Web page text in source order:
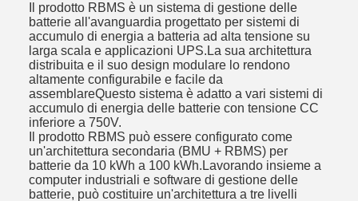
Il prodotto RBMS è un sistema di gestione delle
batterie all'avanguardia progettato per sistemi di
accumulo di energia a batteria ad alta tensione su
larga scala e applicazioni UPS.La sua architettura
distribuita e il suo design modulare lo rendono
altamente configurabile e facile da
assemblareQuesto sistema è adatto a vari sistemi di
accumulo di energia delle batterie con tensione CC
inferiore a 750V.
Il prodotto RBMS può essere configurato come
un'architettura secondaria (BMU + RBMS) per
batterie da 10 kWh a 100 kWh.Lavorando insieme a
computer industriali e software di gestione delle
batterie, può costituire un'architettura a tre livelli